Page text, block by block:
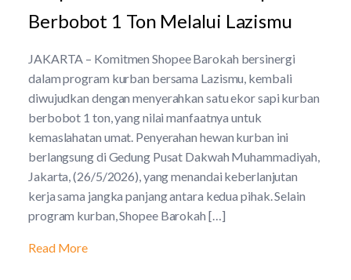
Berbobot 1 Ton Melalui Lazismu
JAKARTA – Komitmen Shopee Barokah bersinergi
dalam program kurban bersama Lazismu, kembali
diwujudkan dengan menyerahkan satu ekor sapi kurban
berbobot 1 ton, yang nilai manfaatnya untuk
kemaslahatan umat. Penyerahan hewan kurban ini
berlangsung di Gedung Pusat Dakwah Muhammadiyah,
Jakarta, (26/5/2026), yang menandai keberlanjutan
kerja sama jangka panjang antara kedua pihak. Selain
program kurban, Shopee Barokah […]
Read More